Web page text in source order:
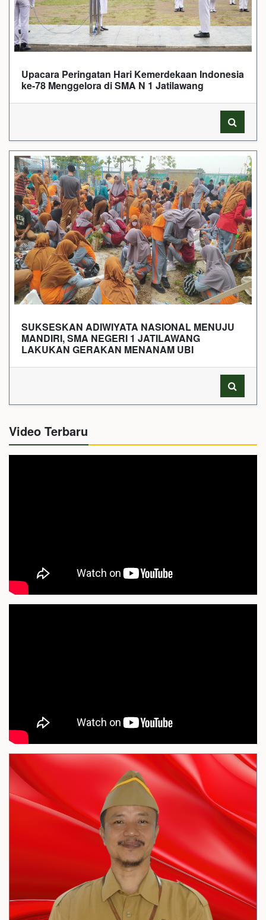
Upacara Peringatan Hari Kemerdekaan Indonesia
ke-78 Menggelora di SMA N 1 Jatilawang
SUKSESKAN ADIWIYATA NASIONAL MENUJU
MANDIRI, SMA NEGERI 1 JATILAWANG
LAKUKAN GERAKAN MENANAM UBI
Video Terbaru